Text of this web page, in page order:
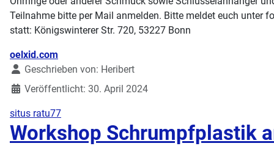
Teilnahme bitte per Mail anmelden. Bitte meldet euch unter
statt: Königswinterer Str. 720, 53227 Bonn
Details
oelxid.com
Geschrieben von: Heribert
Veröffentlicht: 30. April 2024
situs ratu77
Workshop Schrumpfplastik